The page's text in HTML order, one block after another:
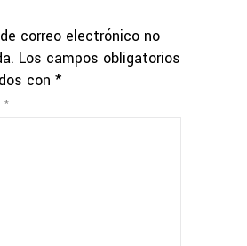
correo electrónico no
Los campos obligatorios
con *
*